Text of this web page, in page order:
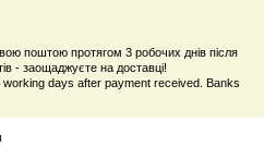
поштою протягом 3 робочих днів після
- заощаджуєте на доставці!
days after payment received. Banks